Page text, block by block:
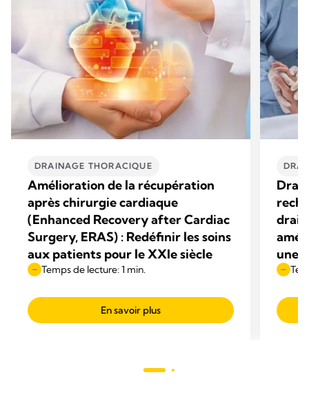
DRAINAGE THORACIQUE
Amélioration de la récupération
après chirurgie cardiaque
(Enhanced Recovery after Cardiac
Surgery, ERAS) : Redéfinir les soins
aux patients pour le XXIe siècle
Temps de lecture: 1 min.
En savoir plus
une